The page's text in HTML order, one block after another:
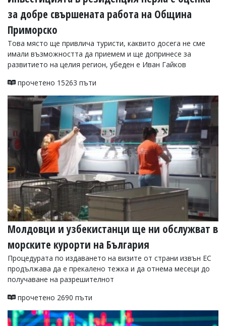
за добре свършената работа на Община
Приморско
Това място ще привлича туристи, каквито досега не сме
имали възможността да приемем и ще допринесе за
развитието на целия регион, убеден е Иван Гайков
прочетено 15263 пъти
Молдовци и узбекистанци ще ни обслужват в
морските курорти на България
Процедурата по издаването на визите от страни извън ЕС
продължава да е прекалено тежка и да отнема месеци до
получаване на разрешителнот
прочетено 2690 пъти